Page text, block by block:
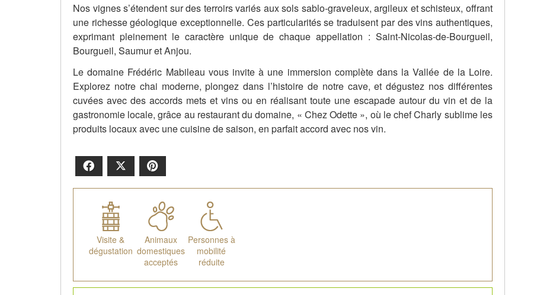
Nos vignes s’étendent sur des terroirs variés aux sols sablo-graveleux, argileux et schisteux, offrant
une richesse géologique exceptionnelle. Ces particularités se traduisent par des vins authentiques,
exprimant pleinement le caractère unique de chaque appellation : Saint-Nicolas-de-Bourgueil,
Bourgueil, Saumur et Anjou.
Le domaine Frédéric Mabileau vous invite à une immersion complète dans la Vallée de la Loire.
Explorez notre chai moderne, plongez dans l’histoire de notre cave, et dégustez nos différentes
cuvées avec des accords mets et vins ou en réalisant toute une escapade autour du vin et de la
gastronomie locale, grâce au restaurant du domaine, « Chez Odette », où le chef Charly sublime les
produits locaux avec une cuisine de saison, en parfait accord avec nos vin.
Facebook
Visite &
dégustation
Animaux
domestiques
acceptés
Personnes à
mobilité
réduite